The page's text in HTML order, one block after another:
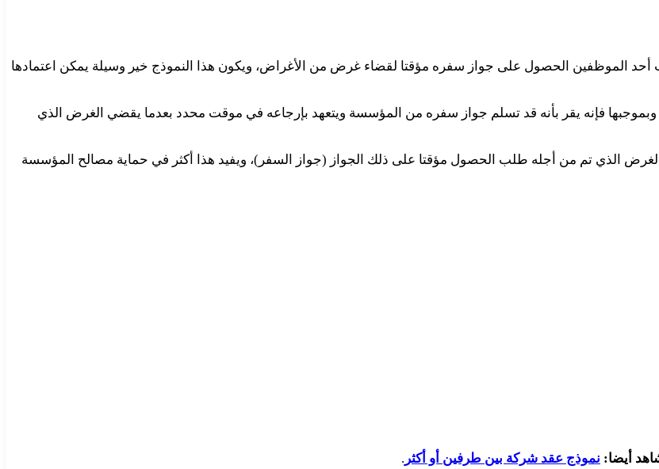
الموظفين الحصول على جواز سفره مؤقتا لقضاء غرض من الأغراض، ويكون هذا النموذج خير وسيلة يمكن اعتمادها
وبموجبها فإنه يقر بأنه قد تسلم جواز سفره من المؤسسة ويتعهد بإرجاعه في موقت محدد بعدما يقضي الغرض الذي
الذي تم من أجله طلب الحصول مؤقتا على ذلك الجواز (جواز السفر)، ويفيد هذا أكثر في حماية مصالح المؤسسة
أيضا: نموذج عقد شركة بين طرفين أو أكثر .